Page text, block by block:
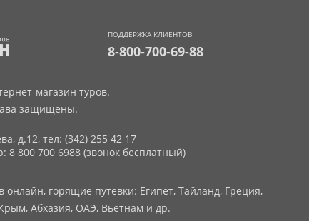
ПОДДЕРЖКА КЛИЕНТОВ
8-800-700-69-88
магазин туров.
защищены.
д.12, тел: (342) 255 42 17
800 700 6988 (звонок бесплатный)
онлайн, горящие путевки: Египет, Тайланд, Греция,
Абхазия, ОАЭ, Вьетнам и др.